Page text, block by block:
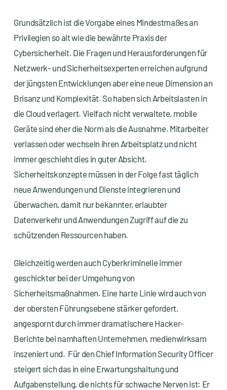
Grundsätzlich ist die Vorgabe eines Mindestmaßes an
Privilegien so alt wie die bewährte Praxis der
Cybersicherheit. Die Fragen und Herausforderungen für
Netzwerk- und Sicherheitsexperten erreichen aufgrund
der jüngsten Entwicklungen aber eine neue Dimension an
Brisanz und Komplexität. So haben sich Arbeitslasten in
die Cloud verlagert. Vielfach nicht verwaltete, mobile
Geräte sind eher die Norm als die Ausnahme. Mitarbeiter
verlassen oder wechseln ihren Arbeitsplatz und nicht
immer geschieht dies in guter Absicht.
Sicherheitskonzepte müssen in der Folge fast täglich
neue Anwendungen und Dienste integrieren und
überwachen, damit nur bekannter, erlaubter
Datenverkehr und Anwendungen Zugriff auf die zu
schützenden Ressourcen haben.
Gleichzeitig werden auch Cyberkriminelle immer
geschickter bei der Umgehung von
Sicherheitsmaßnahmen. Eine harte Linie wird auch von
der obersten Führungsebene stärker gefordert,
angespornt durch immer dramatischere Hacker-
Berichte bei namhaften Unternehmen, medienwirksam
inszeniert und. Für den Chief Information Security Officer
steigert sich das in eine Erwartungshaltung und
Aufgabenstellung, die nichts für schwache Nerven ist: Er